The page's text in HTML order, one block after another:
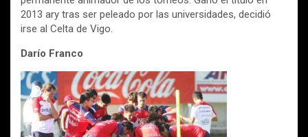
2013 ary tras ser peleado por las universidades, decidió
irse al Celta de Vigo.
Darío Franco